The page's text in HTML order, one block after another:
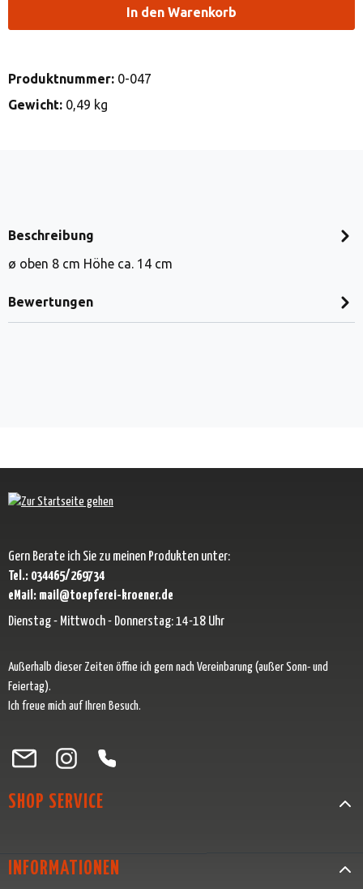
In den Warenkorb
Produktnummer: 0-047
Gewicht: 0,49 kg
Beschreibung
ø oben 8 cm Höhe ca. 14 cm
Bewertungen
Gern Berate ich Sie zu meinen Produkten unter:
Tel.: 034465/269734
eMail: mail@toepferei-kroener.de
Dienstag - Mittwoch - Donnerstag: 14-18 Uhr
Außerhalb dieser Zeiten öffne ich gern nach Vereinbarung (außer Sonn- und
Feiertag).
Ich freue mich auf Ihren Besuch.
Besuche uns auf Facebook – öffnet in neuem Tab (externer Link)
Schau auf Instagram vorbei – öffnet in neuem Tab (externer Link)
Lass dich auf Pinterest inspirieren – öffnet in neuem Tab
Folge uns auf X – öffnet in neuem Tab (externer Link)
SHOP SERVICE
INFORMATIONEN